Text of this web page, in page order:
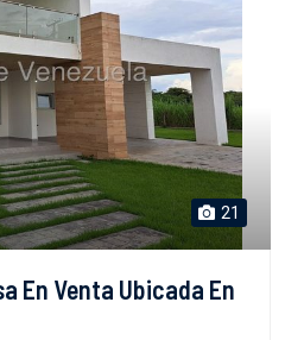
21
En Venta Ubicada En